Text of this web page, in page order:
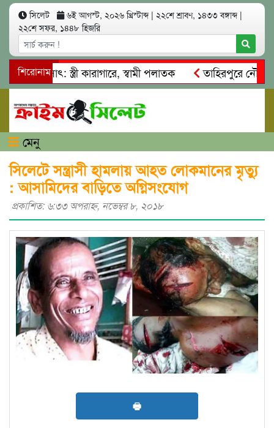
সিলেট ৬ই আগস্ট, ২০২৬ খ্রিস্টাব্দ | ২২শে শ্রাবণ, ১৪৩৩ বঙ্গাব্দ |
২২শে সফর, ১৪৪৮ হিজরি
শিরোনামস্ত্রী কারাগারে, স্বামী পলাতক
তাহিরপুরে নৌ-
মারধর
নগরীতে কোটি টাকার সম্পত্তি দখলের চেষ্টা:
মেনু
সিলেটে সন্ত্রাসী হামলায় আহত লোকমানের মৃত্যু
: আসামিদের বাড়িতে অগ্নিসংযোগ
প্রকাশিত: ৬:৩৩ অপরাহ্ণ, নভেম্বর ৮, ২০১৮
🖶